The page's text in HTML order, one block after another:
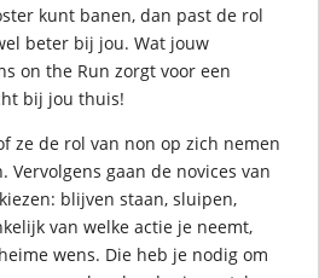
kunt banen, dan past de rol
beter bij jou. Wat jouw
on the Run zorgt voor een
bij jou thuis!
ze de rol van non op zich nemen
Vervolgens gaan de novices van
blijven staan, sluipen,
van welke actie je neemt,
wens. Die heb je nodig om